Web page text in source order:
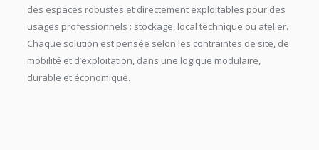
des espaces robustes et directement exploitables pour des
usages professionnels : stockage, local technique ou atelier.
Chaque solution est pensée selon les contraintes de site, de
mobilité et d’exploitation, dans une logique modulaire,
durable et économique.